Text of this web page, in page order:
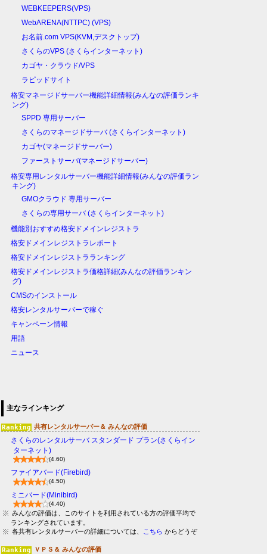
WEBKEEPERS(VPS)
WebARENA(NTTPC) (VPS)
お名前.com VPS(KVM,デスクトップ)
さくらのVPS (さくらインターネット)
カゴヤ・クラウド/VPS
ラピッドサイト
格安マネージドサーバー機能詳細情報(みんなの評価ランキ
ング)
SPPD 専用サーバー
さくらのマネージドサーバ (さくらインターネット)
カゴヤ(マネージドサーバー)
ファーストサーバ(マネージドサーバー)
格安専用レンタルサーバー機能詳細情報(みんなの評価ラン
キング)
GMOクラウド 専用サーバー
さくらの専用サーバ (さくらインターネット)
機能別おすすめ格安ドメインレジストラ
格安ドメインレジストラレポート
格安ドメインレジストラランキング
格安ドメインレジストラ価格詳細(みんなの評価ランキン
グ)
CMSのインストール
格安レンタルサーバーで稼ぐ
キャンペーン情報
用語
ニュース
主なラインキング
共有レンタルサーバー＆ みんなの評価
さくらのレンタルサーバ スタンダード プラン(さくらイン
ターネット)
(4.60)
ファイアバード(Firebird)
(4.50)
ミニバード(Minibird)
(4.40)
みんなの評価は、このサイトを利用されている方の評価平均で
ランキングされています。
各共有レンタルサーバーの詳細については、
こちら からどうぞ
ＶＰＳ＆ みんなの評価